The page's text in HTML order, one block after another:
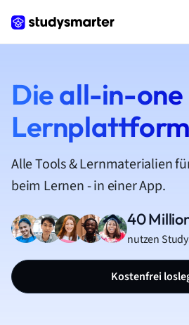
Die all-in-one
Alle Tools & Lernmaterialien
beim Lernen - in einer App.
40
nutzen
Kostenfrei